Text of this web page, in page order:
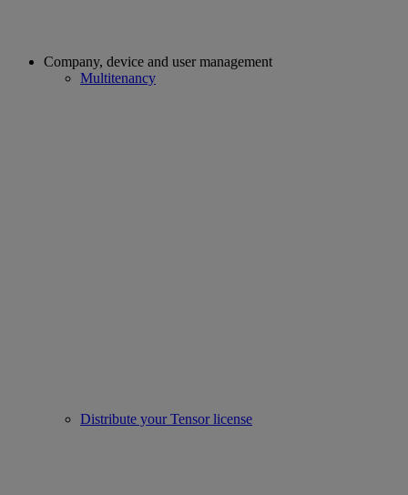
Company, device and user management
Multitenancy
Distribute your Tensor license